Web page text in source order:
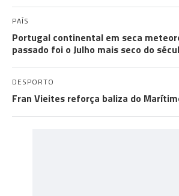
PAÍS
Portugal continental em seca
passado foi o Julho mais seco do
DESPORTO
Fran Vieites reforça baliza do